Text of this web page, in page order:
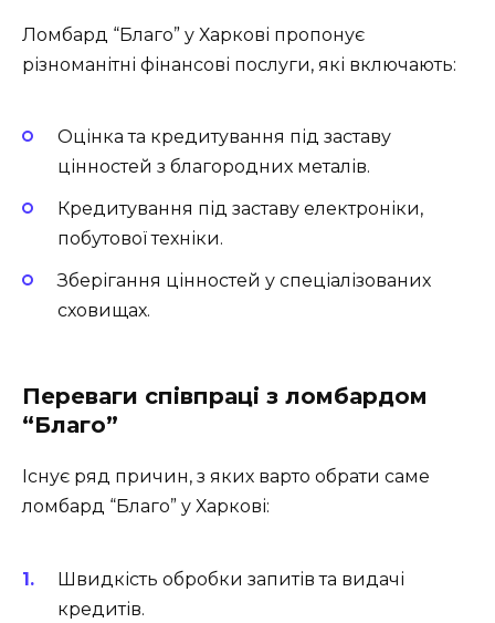
Ломбард “Благо” у Харкові пропонує
різноманітні фінансові послуги, які включають:
Оцінка та кредитування під заставу
цінностей з благородних металів.
Кредитування під заставу електроніки,
побутової техніки.
Зберігання цінностей у спеціалізованих
сховищах.
Переваги співпраці з ломбардом
“Благо”
Існує ряд причин, з яких варто обрати саме
ломбард “Благо” у Харкові:
Швидкість обробки запитів та видачі
кредитів.